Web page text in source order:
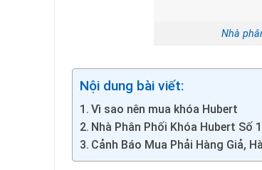
Nhà
Nội dung bài viết:
Vì sao nên mua khóa Hubert
Nhà Phân Phối Khóa Hubert Số
Cảnh Báo Mua Phải Hàng Giả,